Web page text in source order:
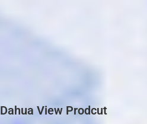
Dahua View Prodcut